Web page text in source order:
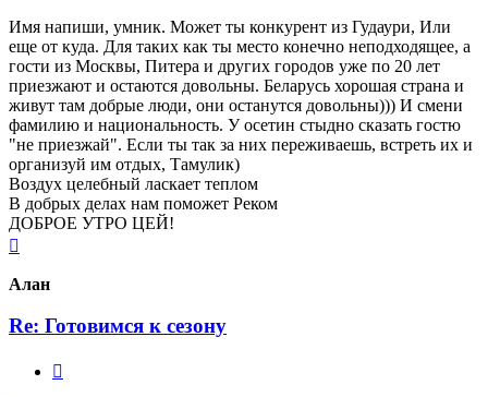
Имя напиши, умник. Может ты конкурент из Гудаури, Или
еще от куда. Для таких как ты место конечно неподходящее, а
гости из Москвы, Питера и других городов уже по 20 лет
приезжают и остаются довольны. Беларусь хорошая страна и
живут там добрые люди, они останутся довольны))) И смени
фамилию и национальность. У осетин стыдно сказать гостю
"не приезжай". Если ты так за них переживаешь, встреть их и
организуй им отдых, Тамулик)
Воздух целебный ласкает теплом
В добрых делах нам поможет Реком
ДОБРОЕ УТРО ЦЕЙ!
началу
Алан
Re: Готовимся к сезону